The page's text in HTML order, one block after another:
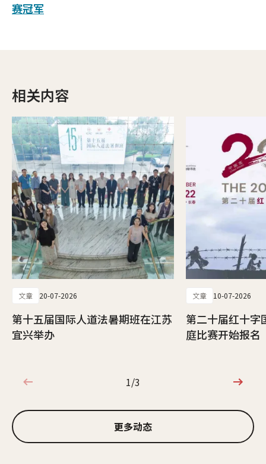
赛冠军
相关内容
文章 20-07-2026
第十五届国际人道法暑期班在江苏
宜兴举办
文章 10-07-2026
第二十届红十字
庭比赛开始报名
1/3
1/3
更多动态